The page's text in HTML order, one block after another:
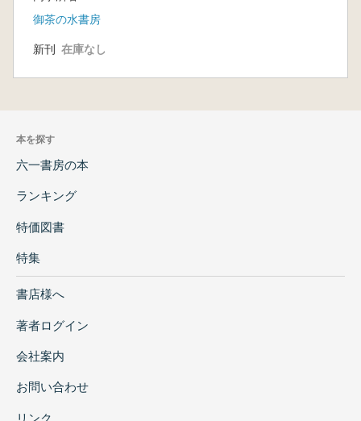
御茶の水書房
新刊 在庫なし
本を探す
六一書房の本
ランキング
特価図書
特集
書店様へ
著者ログイン
会社案内
お問い合わせ
リンク